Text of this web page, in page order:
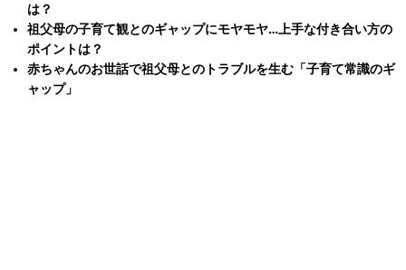
は？
祖父母の子育て観とのギャップにモヤモヤ…上手な付き合い方の
ポイントは？
赤ちゃんのお世話で祖父母とのトラブルを生む「子育て常識のギ
ャップ」